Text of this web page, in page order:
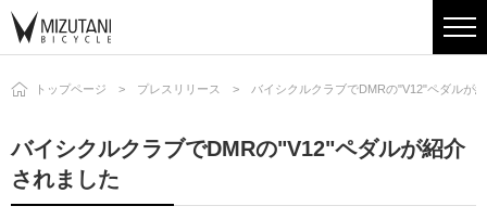
トップページ プレスリリース バイシクルクラブでDMRの"V12"ペダルが
バイシクルクラブでDMRの"V12"ペダルが紹介
されました